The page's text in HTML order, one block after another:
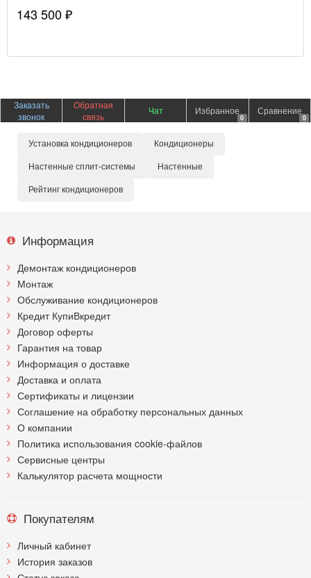
143 500 ₽
Заказать
звонок
Обратная
связь
Чат Избранное
0
Сравнение
0
Установка кондиционеров Кондиционеры
Настенные сплит-системы Настенные
Рейтинг кондиционеров
Информация
Демонтаж кондиционеров
Монтаж
Обслуживание кондиционеров
Кредит КупиВкредит
Договор оферты
Гарантия на товар
Информация о доставке
Доставка и оплата
Сертификаты и лицензии
Соглашение на обработку персональных данных
О компании
Политика использования cookie-файлов
Сервисные центры
Калькулятор расчета мощности
Покупателям
Личный кабинет
История заказов